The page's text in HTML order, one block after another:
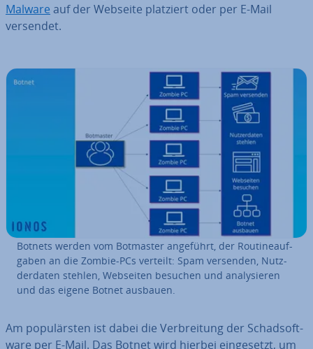
Malware auf der Webseite platziert oder per E-Mail
versendet.
Botnets werden vom Botmaster angeführt, der Rou­ti­ne­auf­
ga­ben an die Zombie-PCs verteilt: Spam versenden, Nutz­
der­da­ten stehlen, Webseiten besuchen und ana­ly­sie­ren
und das eigene Botnet ausbauen.
Am po­pu­lärs­ten ist dabei die Ver­brei­tung der Schad­soft­
ware per E-Mail. Das Botnet wird hierbei ein­ge­setzt, um